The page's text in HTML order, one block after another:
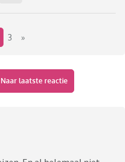
3 »
Naar laatste reactie